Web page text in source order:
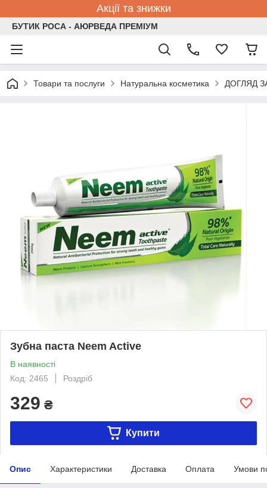
Акції та знижки
БУТИК РОСА - АЮРВЕДА ПРЕМІУМ
Товари та послуги Натуральна косметика ДОГЛЯД
Зубна паста Neem Active
В наявності
Код: 2465
Роздріб
329 ₴
Купити
Опис Характеристики Доставка Оплата Умови